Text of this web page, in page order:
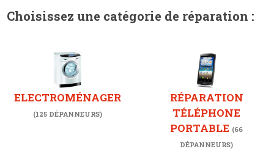
Choisissez une catégorie de réparation :
ELECTROMÉNAGER
(125 DÉPANNEURS)
RÉPARATION
TÉLÉPHONE
PORTABLE (66
DÉPANNEURS)